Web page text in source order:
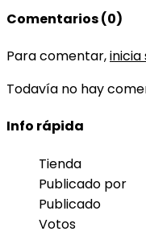
Comentarios (0)
Para comentar,inicia
Todavía no hay
Info rápida
Tienda
Publicado por
Publicado
Votos